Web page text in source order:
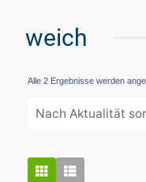
weich
Alle 2 Ergebnisse werden